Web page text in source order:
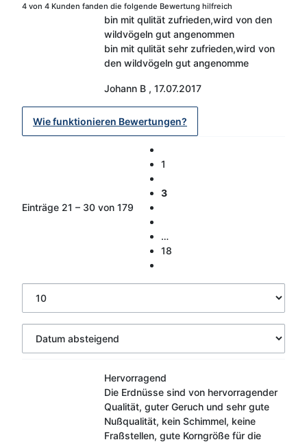
4 von 4 Kunden fanden die folgende Bewertung hilfreich
bin mit qulität zufrieden,wird von den
wildvögeln gut angenommen
bin mit qulität sehr zufrieden,wird von
den wildvögeln gut angenomme
Johann B , 17.07.2017
Wie funktionieren Bewertungen?
Einträge 21 – 30 von 179
1
3
…
18
Hervorragend
Die Erdnüsse sind von hervorragender
Qualität, guter Geruch und sehr gute
Nußqualität, kein Schimmel, keine
Fraßstellen, gute Korngröße für die